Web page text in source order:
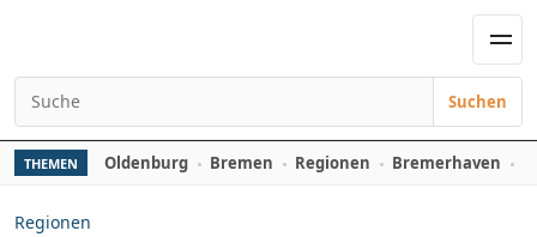
Suchen nach:
Suchen
THEMEN Oldenburg Bremen Regionen Bremerhaven
Regionen